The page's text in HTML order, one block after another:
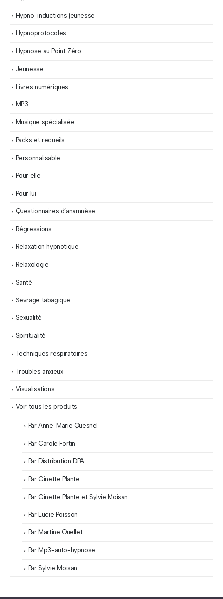
Hypno-inductions jeunesse
Hypnoprotocoles
Hypnose au Point Zéro
Jeunesse
Livres numériques
MP3
Musique spécialisée
Packs et recueils
Personnalisable
Pour elle
Pour lui
Questionnaires d’anamnèse
Régressions
Relaxation hypnotique
Relaxologie
Santé
Sevrage tabagique
Sexualité
Spiritualité
Techniques respiratoires
Troubles anxieux
Visualisations
Voir tous les produits
Par Anne-Marie Quesnel
Par Carole Fortin
Par Distribution DPA
Par Ginette Plante
Par Ginette Plante et Sylvie Moisan
Par Lucie Poisson
Par Martine Ouellet
Par Mp3-auto-hypnose
Par Sylvie Moisan